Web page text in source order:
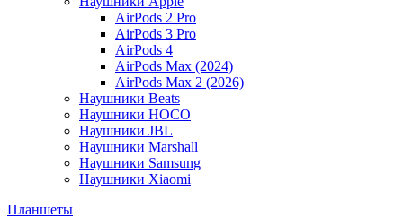
AirPods 2 Pro
AirPods 3 Pro
AirPods 4
AirPods Max (2024)
AirPods Max 2 (2026)
Наушники Beats
Наушники HOCO
Наушники JBL
Наушники Marshall
Наушники Samsung
Наушники Xiaomi
Планшеты